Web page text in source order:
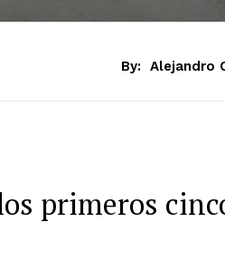
By: Alejandro
primeros